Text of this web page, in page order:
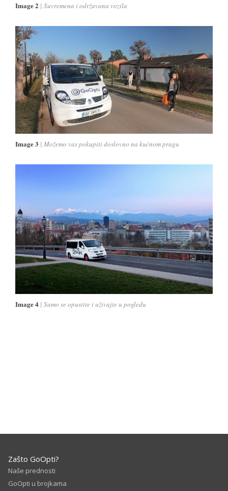
Image 2 Suvremena i održavana vozila
Image 3 Možemo vas pokupiti doslovno na kućnom pragu
Image 4 Samo se opustite i uživajte u pogledu
Zašto GoOpti?
Naše prednosti
GoOpti u brojkama